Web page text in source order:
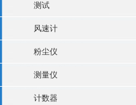
测试
风速计
粉尘仪
测量仪
计数器